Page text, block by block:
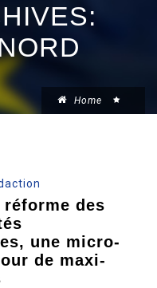
Home
des
une micro-
de maxi-